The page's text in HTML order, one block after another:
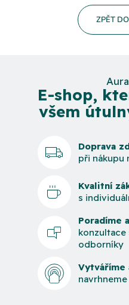
ZPĚT
E-shop,
všem
Doprava
při nákupu
Kvalitní
s
Poradíme
konzultace
odborníky
Vytváříme